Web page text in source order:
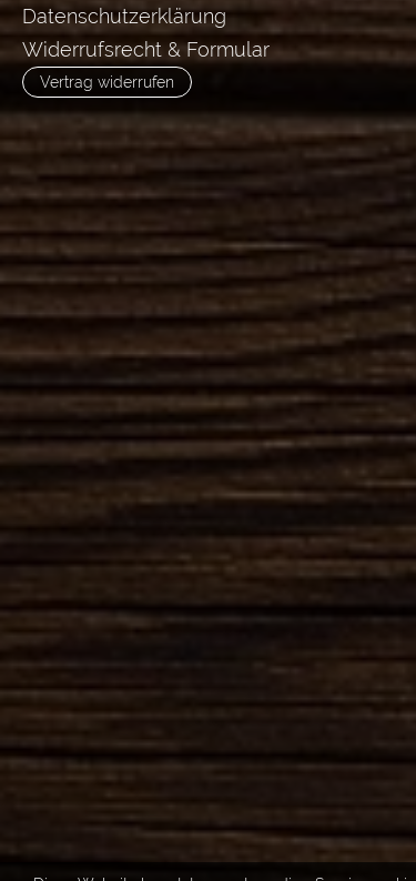
Datenschutzerklärung
Widerrufsrecht & Formular
Vertrag widerrufen